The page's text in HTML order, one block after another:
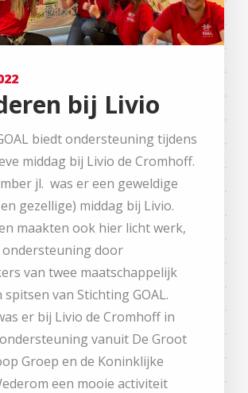
bij Livio
biedt ondersteuning tijdens
middag bij Livio de Cromhoff.
jl. was er een geweldige
gezellige) middag bij Livio.
maakten ook hier licht werk,
ondersteuning door
van twee maatschappelijk
van Stichting GOAL.
er bij Livio de Cromhoff in
vanuit De Groot
Groep en de Koninklijke
een mooie activiteit